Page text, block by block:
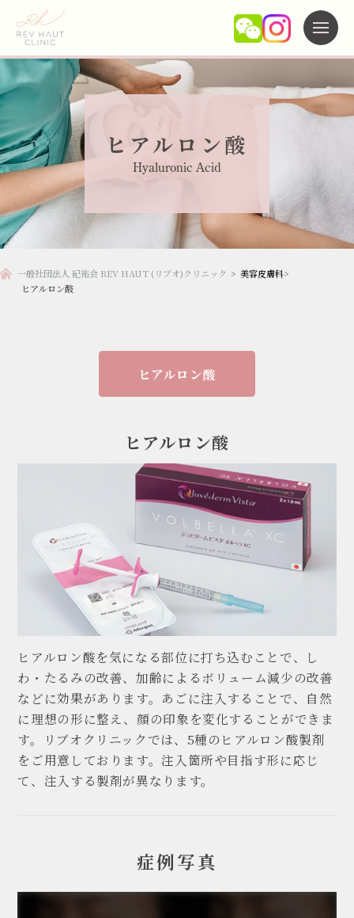
施術メニュー
当院について
よくある質問
未成年の方へ
アクセス
REV HAUT (リブオ)クリニックへの
Tel:06-6556-6477
診察時間: 10:00～18:00
ネットで予約する
お問い合わせフォーム
ヒアルロン酸
Hyaluronic Acid
一般社団法人 紀祐会 REV HAUT (リブオ)クリニック > 美容皮膚科>
ヒアルロン酸
ヒアルロン酸
ヒアルロン酸
ヒアルロン酸を気になる部位に打ち込むことで、し
わ・たるみの改善、加齢によるボリューム減少の改善
などに効果があります。あごに注入することで、自然
に理想の形に整え、顔の印象を変化することができま
す。リブオクリニックでは、5種のヒアルロン酸製剤
をご用意しております。注入箇所や目指す形に応じ
て、注入する製剤が異なります。
症例写真